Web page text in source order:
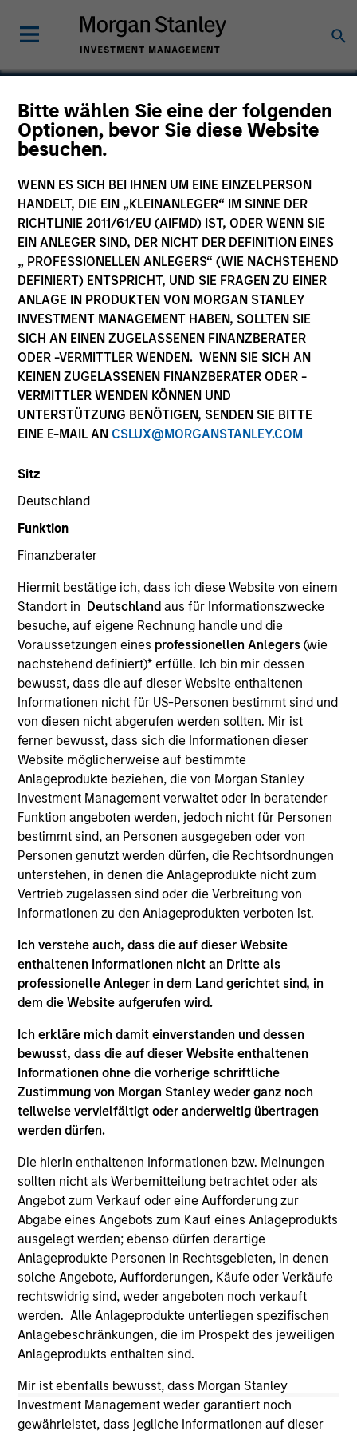
Bitte wählen Sie eine der folgenden
Optionen, bevor Sie diese Website
besuchen.
WENN ES SICH BEI IHNEN UM EINE EINZELPERSON
HANDELT, DIE EIN „KLEINANLEGER“ IM SINNE DER
RICHTLINIE 2011/61/EU (AIFMD) IST, ODER WENN SIE
EIN ANLEGER SIND, DER NICHT DER DEFINITION EINES
„ PROFESSIONELLEN ANLEGERS“ (WIE NACHSTEHEND
DEFINIERT) ENTSPRICHT, UND SIE FRAGEN ZU EINER
ANLAGE IN PRODUKTEN VON MORGAN STANLEY
INVESTMENT MANAGEMENT HABEN, SOLLTEN SIE
SICH AN EINEN ZUGELASSENEN FINANZBERATER
ODER -VERMITTLER WENDEN. WENN SIE SICH AN
KEINEN ZUGELASSENEN FINANZBERATER ODER -
VERMITTLER WENDEN KÖNNEN UND
UNTERSTÜTZUNG BENÖTIGEN, SENDEN SIE BITTE
EINE E-MAIL AN CSLUX@MORGANSTANLEY.COM
Sitz
Deutschland
Funktion
Finanzberater
Hiermit bestätige ich, dass ich diese Website von einem
Standort in Deutschland aus für Informationszwecke
besuche, auf eigene Rechnung handle und die
Voraussetzungen eines professionellen Anlegers(wie
nachstehend definiert)* erfülle. Ich bin mir dessen
bewusst, dass die auf dieser Website enthaltenen
Informationen nicht für US-Personen bestimmt sind und
von diesen nicht abgerufen werden sollten. Mir ist
ferner bewusst, dass sich die Informationen dieser
Website möglicherweise auf bestimmte
Anlageprodukte beziehen, die von Morgan Stanley
Investment Management verwaltet oder in beratender
Funktion angeboten werden, jedoch nicht für Personen
bestimmt sind, an Personen ausgegeben oder von
Personen genutzt werden dürfen, die Rechtsordnungen
unterstehen, in denen die Anlageprodukte nicht zum
Vertrieb zugelassen sind oder die Verbreitung von
Informationen zu den Anlageprodukten verboten ist.
Ich verstehe auch, dass die auf dieser Website
enthaltenen Informationen nicht an Dritte als
professionelle Anleger in dem Land gerichtet sind, in
dem die Website aufgerufen wird.
Ich erkläre mich damit einverstanden und dessen
bewusst, dass die auf dieser Website enthaltenen
Informationen ohne die vorherige schriftliche
Zustimmung von Morgan Stanley weder ganz noch
teilweise vervielfältigt oder anderweitig übertragen
werden dürfen.
Die hierin enthaltenen Informationen bzw. Meinungen
sollten nicht als Werbemitteilung betrachtet oder als
Angebot zum Verkauf oder eine Aufforderung zur
Abgabe eines Angebots zum Kauf eines Anlageprodukts
ausgelegt werden; ebenso dürfen derartige
Anlageprodukte Personen in Rechtsgebieten, in denen
solche Angebote, Aufforderungen, Käufe oder Verkäufe
rechtswidrig sind, weder angeboten noch verkauft
werden. Alle Anlageprodukte unterliegen spezifischen
Anlagebeschränkungen, die im Prospekt des jeweiligen
Anlageprodukts enthalten sind.
Mir ist ebenfalls bewusst, dass Morgan Stanley
Investment Management weder garantiert noch
gewährleistet, dass jegliche Informationen auf dieser
Innocean Worldwide
Services
COUNTRY
South Korea
Invested on
Aug 2014
Transaction Type
Minority
Innocean Worldwide is one of the largest advertising
agencies in Korea.
View Site
Investment Team
Morgan Stanley Private Equity Asia
As of July 25, 2025. The above is provided for informational
and educational purposes only. There is no guarantee that
(for realized holdings), or will perform well in the future (for
current holdings). The trademarks and service marks above
are the property of their respective owners. The information
on this website has not been authorized, sponsored, or
otherwise approved by such owners. By clicking on any
links shown here, you agree that you are navigating to a
third party site. We are providing these hyperlinks to you
only as a convenience and the inclusion of any hyperlink is
not and does not imply any endorsement, approval,
investigation, verification or monitoring by us of any
information contained in any hyperlinked site. In no event
shall we be responsible for the information contained on
the site or your use of such site.